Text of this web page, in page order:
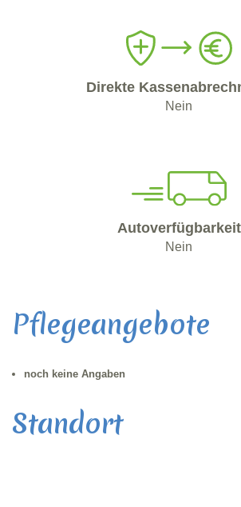
Direkte
Nein
Autoverfügbarkeit
Nein
Pflegeangebote
noch keine Angaben
Standort